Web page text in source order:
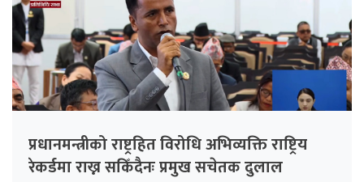
प्रधानमन्त्रीको राष्ट्रहित विरोधि अभिव्यक्ति राष्ट्रिय
रेकर्डमा राख्न सकिँदैनः प्रमुख सचेतक दुलाल